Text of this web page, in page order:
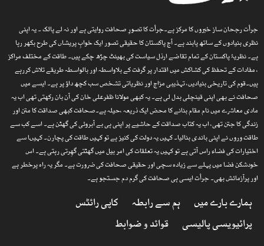
جرأت رجحان ساز خبروں کا مرکز ہے۔جرأت کا تصورِ صحافت روایتی ہے اور نہ لے پالک ۔ یہ اپنی
نظری بنیادوں کے ساتھ پابند ہے۔ آج پاکستان کا حقیقی تصور ایک خوابِ پریشاں کی طرح بکھر رہا
ہے۔ نظریۂ پاکستان کے تمام تقاضے ارذل سیاست کی بھینٹ چڑھ چکے ہیں۔ طاقت کے مختلف مراکز
، مفادات کے تحفظ کی کشاکش میں اقتدار پر گرفت کے بلاواسطہ اور بالواسطہ طریقے تلاش کررہے
ہیں۔قوم کی تاریخی بنیادیں، تہذیبی مزاج اور نظریاتی تشخص سب کچھ داؤ پر ہے۔ ایسے میں
صحافت نے بھی اپنی قینچلی بدل لی ہے۔ یہ کبھی مولانا ظفرعلی خان کی آن بان رکھتی تھی اب یہ
مادی معاشرے میں نام مقام بنانے کا محض ایک ذریعہ ،حیلہ ہے۔صحافت کبھی صداقت کا متن اور
زندگی کا جتن تھی، اب یہ کتاب صداقت کے حاشیے پر اپنی ہی بے آبروئی کی گھٹن ہے۔ اسے کب سے
طاقت وروں نے اپنی باندی بنالیا۔ کہیں یہ دولت کی کنیز ہے تو کہیں طاقت کی پچارن۔ کہیںا سے
اختیارات کی فضاء راس آتی ہے تو کہیں یہ تعلقات کی امر بیل میں گھٹتی گھِرتی رہتی ہے۔ اس
خودشکن فضا میں پہلے سے زیادہ سچی اور حقیقی صحافت کی ضرورت ہے۔ مگر یہ راہ پرخطر ہے
اور پرآزمائش بھی۔ جرأت ایسی ہی صحافت کی گرم دم جستجو ہے۔
ہمارے بارے میں ہم سے رابطہ
کاپی رائٹس
پرائیویسی پالیسی
قوائد و ضوابط